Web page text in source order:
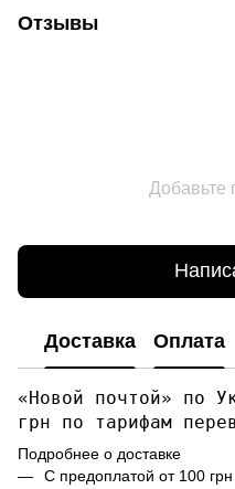
Отзывы
Добавьте
Доставка Оплата
«Новой почтой» по
грн по тарифам
Подробнее о доставке
С предоплатой от 100 грн